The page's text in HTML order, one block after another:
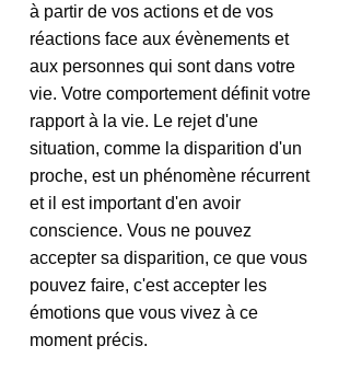
à partir de vos actions et de vos
réactions face aux évènements et
aux personnes qui sont dans votre
vie. Votre comportement définit votre
rapport à la vie. Le rejet d'une
situation, comme la disparition d'un
proche, est un phénomène récurrent
et il est important d'en avoir
conscience. Vous ne pouvez
accepter sa disparition, ce que vous
pouvez faire, c'est accepter les
émotions que vous vivez à ce
moment précis.